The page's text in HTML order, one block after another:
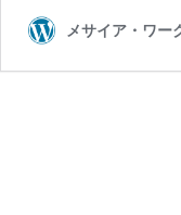
メサイア・ワー